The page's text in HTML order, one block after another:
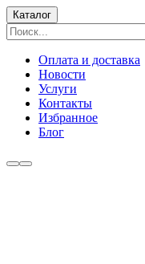
Каталог
Оплата и доставка
Новости
Услуги
Контакты
Избранное
Блог